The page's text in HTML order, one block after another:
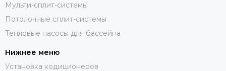
Мульти-сплит-системы
Потолочные сплит-системы
Тепловые насосы для бассейна
Нижнее меню
Установка кодиционеров